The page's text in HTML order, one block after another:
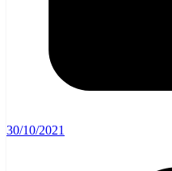
30/10/2021